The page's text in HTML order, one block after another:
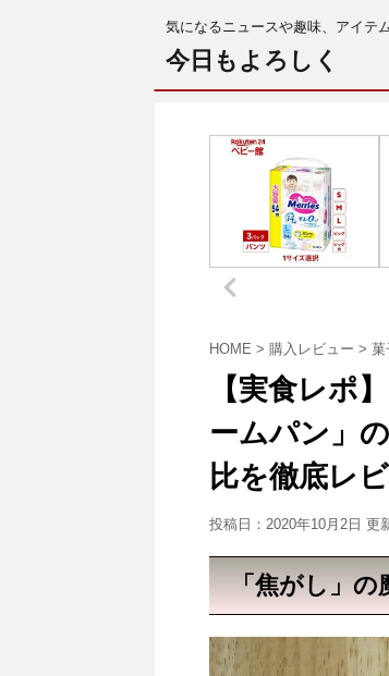
気になるニュースや趣味、アイテ
今日もよろしく
HOME > 購入レビュー > 菓
【実食レポ
ームパン」
比を徹底レ
投稿日：2020年10月2日 更
「焦がし」の